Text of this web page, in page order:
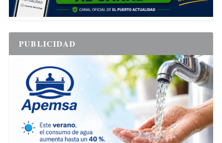
PUBLICIDAD